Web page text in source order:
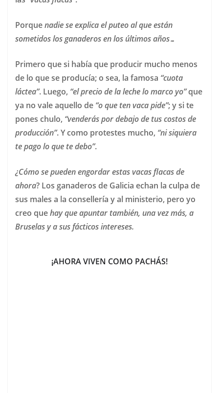
Porquenadie se explica el puteo al que están
sometidos los ganaderos en los últimos años…
Primero que si había que producir mucho menos
de lo que se producía; o sea, la famosa “cuota
láctea”. Luego, “el precio de la leche lo marco yo”que
ya no vale aquello de “o que ten vaca pide”; y si te
pones chulo, “venderáspor debajo de tus costos de
producción”. Y como protestes mucho, “ni siquiera
te pago lo que te debo”.
¿Cómo se pueden engordar estas vacas flacas de
ahora? Los ganaderos de Galicia echan la culpa de
sus males a la consellería y al ministerio, pero yo
creo quehay que apuntar también, una vez más, a
Bruselas y a sus fácticos intereses.
¡AHORA VIVEN COMO PACHÁS!